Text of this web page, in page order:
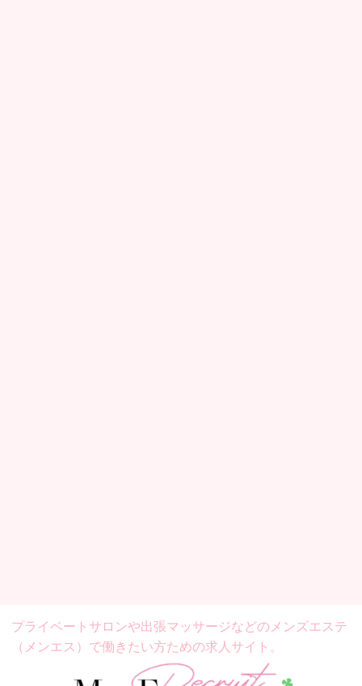
プライベートサロンや出張マッサージなどの メンズエステ
（メンエス）で働きたい方ための求人サイト。